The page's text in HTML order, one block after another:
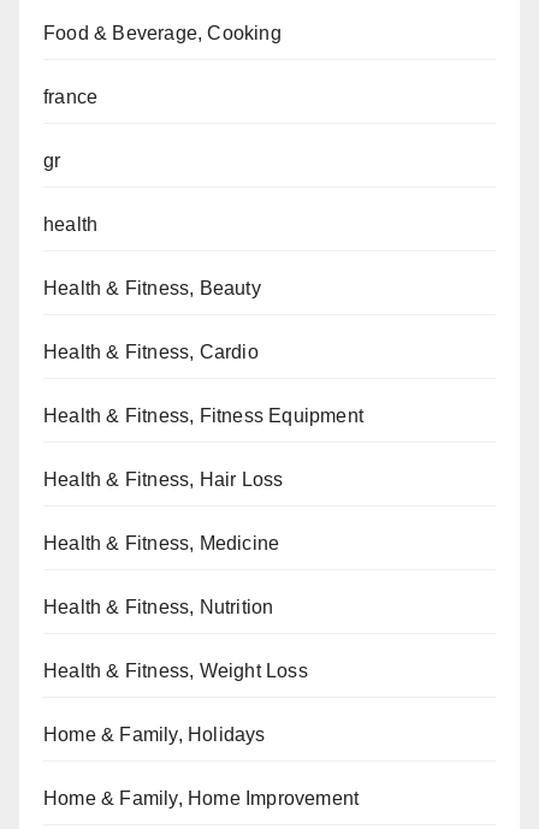
Food & Beverage, Cooking
france
gr
health
Health & Fitness, Beauty
Health & Fitness, Cardio
Health & Fitness, Fitness Equipment
Health & Fitness, Hair Loss
Health & Fitness, Medicine
Health & Fitness, Nutrition
Health & Fitness, Weight Loss
Home & Family, Holidays
Home & Family, Home Improvement